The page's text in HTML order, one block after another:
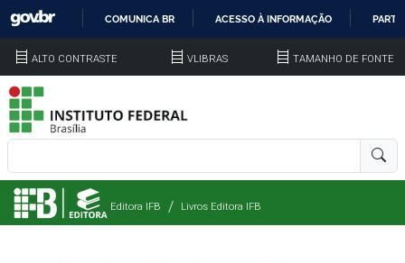
COMUNICA BR ACESSO À INFORMAÇÃO
ALTO CONTRASTE VLIBRAS TAMANHO DE FONTE
Editora IFB Livros Editora IFB